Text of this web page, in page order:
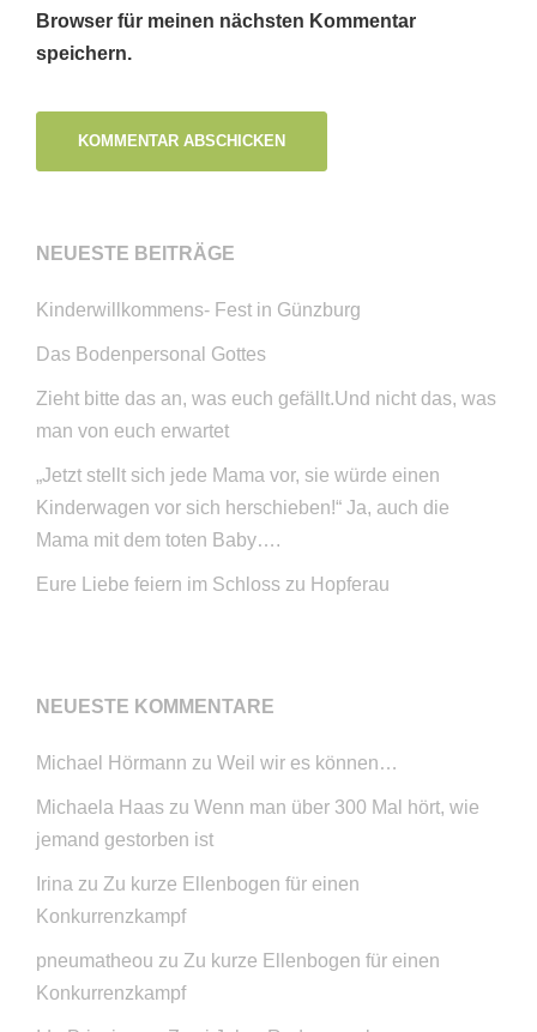
Browser für meinen nächsten Kommentar
speichern.
NEUESTE BEITRÄGE
Kinderwillkommens- Fest in Günzburg
Das Bodenpersonal Gottes
Zieht bitte das an, was euch gefällt.Und nicht das, was
man von euch erwartet
„Jetzt stellt sich jede Mama vor, sie würde einen
Kinderwagen vor sich herschieben!“ Ja, auch die
Mama mit dem toten Baby….
Eure Liebe feiern im Schloss zu Hopferau
NEUESTE KOMMENTARE
Michael Hörmann zu Weil wir es können…
Michaela Haas zu Wenn man über 300 Mal hört, wie
jemand gestorben ist
Irina zu Zu kurze Ellenbogen für einen
Konkurrenzkampf
pneumatheou zu Zu kurze Ellenbogen für einen
Konkurrenzkampf